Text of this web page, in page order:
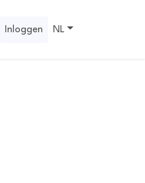
Inloggen NL